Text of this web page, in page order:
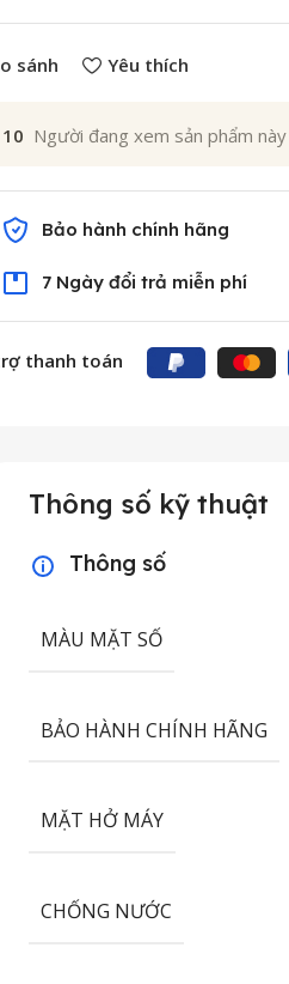
sánh Yêu thích
10 Người đang xem sản phẩm này
Bảo hành chính hãng
7 Ngày đổi trả miễn phí
thanh toán
Thông số kỹ thuật
Thông số
MÀU MẶT SỐ
BẢO HÀNH CHÍNH HÃNG
MẶT HỞ MÁY
CHỐNG NƯỚC